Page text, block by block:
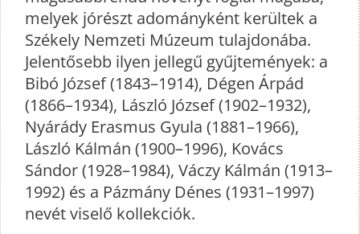
melyek jórészt adományként kerültek a
Székely Nemzeti Múzeum tulajdonába.
Jelentősebb ilyen jellegű gyűjtemények: a
Bibó József (1843–1914), Dégen Árpád
(1866–1934), László József (1902–1932),
Nyárády Erasmus Gyula (1881–1966),
László Kálmán (1900–1996), Kovács
Sándor (1928–1984), Váczy Kálmán (1913–
1992) és a Pázmány Dénes (1931–1997)
nevét viselő kollekciók.